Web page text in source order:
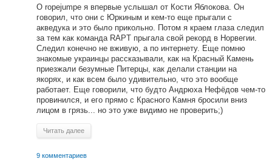
О ropejumpe я впервые услышал от Кости Яблокова. Он
говорил, что они с Юркиным и кем-то еще прыгали с
акведука и это было прикольно. Потом я краем глаза следил
за тем как команда RAPT прыгала свой рекорд в Норвегии.
Следил конечно не вживую, а по интернету. Еще помню
знакомые украинцы рассказывали, как на Красный Камень
приезжали безумные Питерцы, как делали станции на
якорях, и как всем было удивительно, что это вообще
работает. Еще говорили, что будто Андрюха Нефёдов чем-то
провинился, и его прямо с Красного Камня бросили вниз
лицом в грязь... но это уже видимо не проверить;)
Читать далее
9 комментариев